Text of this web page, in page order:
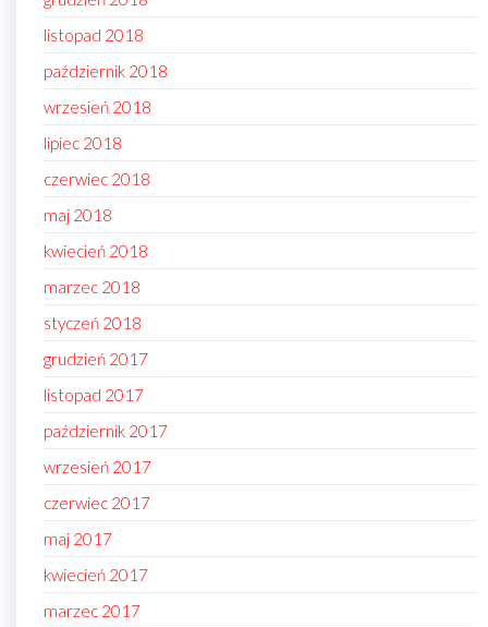
listopad 2018
październik 2018
wrzesień 2018
lipiec 2018
czerwiec 2018
maj 2018
kwiecień 2018
marzec 2018
styczeń 2018
grudzień 2017
listopad 2017
październik 2017
wrzesień 2017
czerwiec 2017
maj 2017
kwiecień 2017
marzec 2017